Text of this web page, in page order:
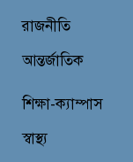
রাজনীতি
আন্তর্জাতিক
শিক্ষা-ক্যাম্পাস
স্বাস্থ্য